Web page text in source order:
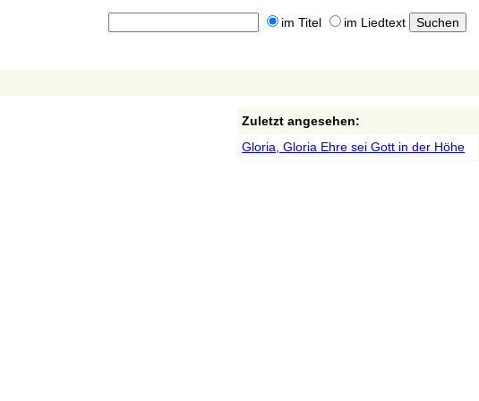
im Titel im Liedtext
Zuletzt angesehen:
Gloria, Gloria Ehre sei Gott in der Höhe